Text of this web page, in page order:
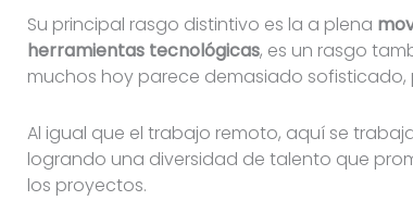
Su principal rasgo distintivo es la a plena
herramientas tecnológicas, es un rasgo
muchos hoy parece demasiado
Al igual que el trabajo remoto, aquí se
logrando una diversidad de talento que
los proyectos.